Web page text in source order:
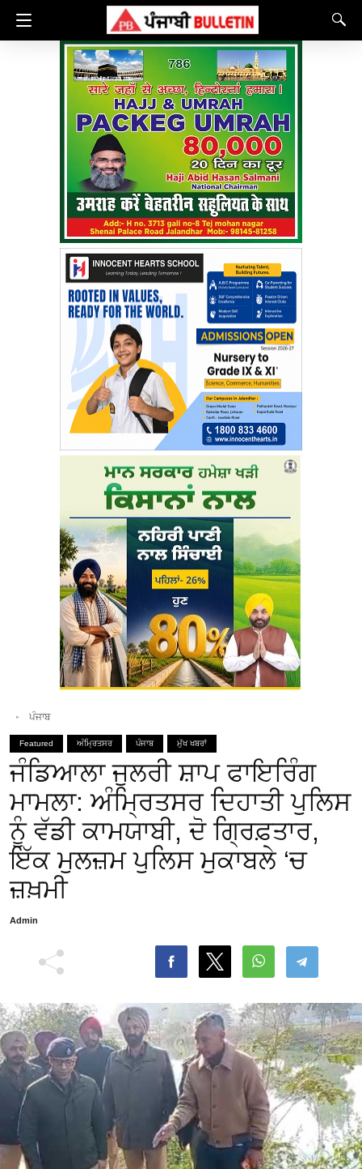
ਪੰਜਾਬ
Featured ਅੰਮ੍ਰਿਤਸਰ ਪੰਜਾਬ ਮੁੱਖ ਖਬਰਾਂ
ਜੰਡਿਆਲਾ ਜੁਲਰੀ ਸ਼ਾਪ ਫਾਇਰਿੰਗ
ਮਾਮਲਾ: ਅੰਮ੍ਰਿਤਸਰ ਦਿਹਾਤੀ ਪੁਲਿਸ
ਨੂੰ ਵੱਡੀ ਕਾਮਯਾਬੀ, ਦੋ ਗ੍ਰਿਫ਼ਤਾਰ,
ਇੱਕ ਮੁਲਜ਼ਮ ਪੁਲਿਸ ਮੁਕਾਬਲੇ ‘ਚ
ਜ਼ਖ਼ਮੀ
Admin